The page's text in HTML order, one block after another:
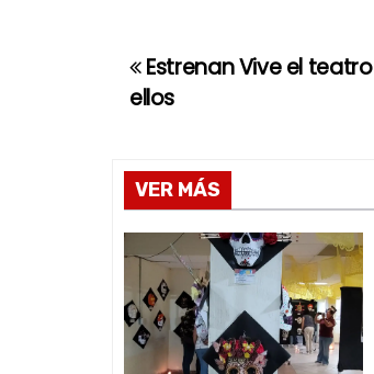
N
v
e
g
a
c
Estrenan Vive el
ellos
VER MÁS